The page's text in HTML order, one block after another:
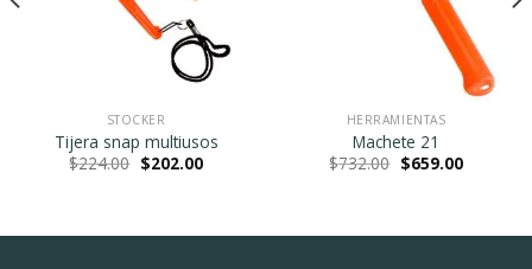
STOCKER
Tijera snap multiusos
$224.00 Original
price
$202.00Current
price
HERRAMIENTAS
Machete 21
$732.00 Original
price
$659.00Current
price